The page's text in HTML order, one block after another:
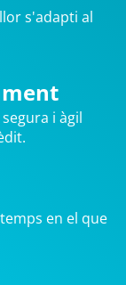
s'adapti al
i àgil
en el que